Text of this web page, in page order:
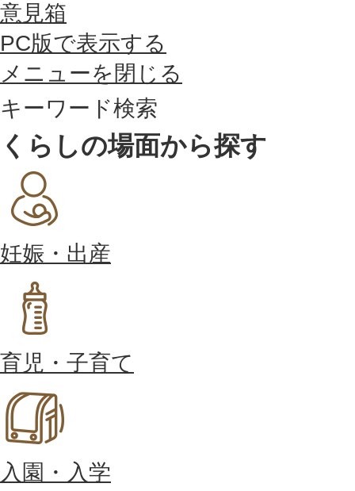
意見箱
PC版で表示する
メニューを閉じる
キーワード検索
くらしの場面から探す
妊娠・出産
育児・子育て
入園・入学